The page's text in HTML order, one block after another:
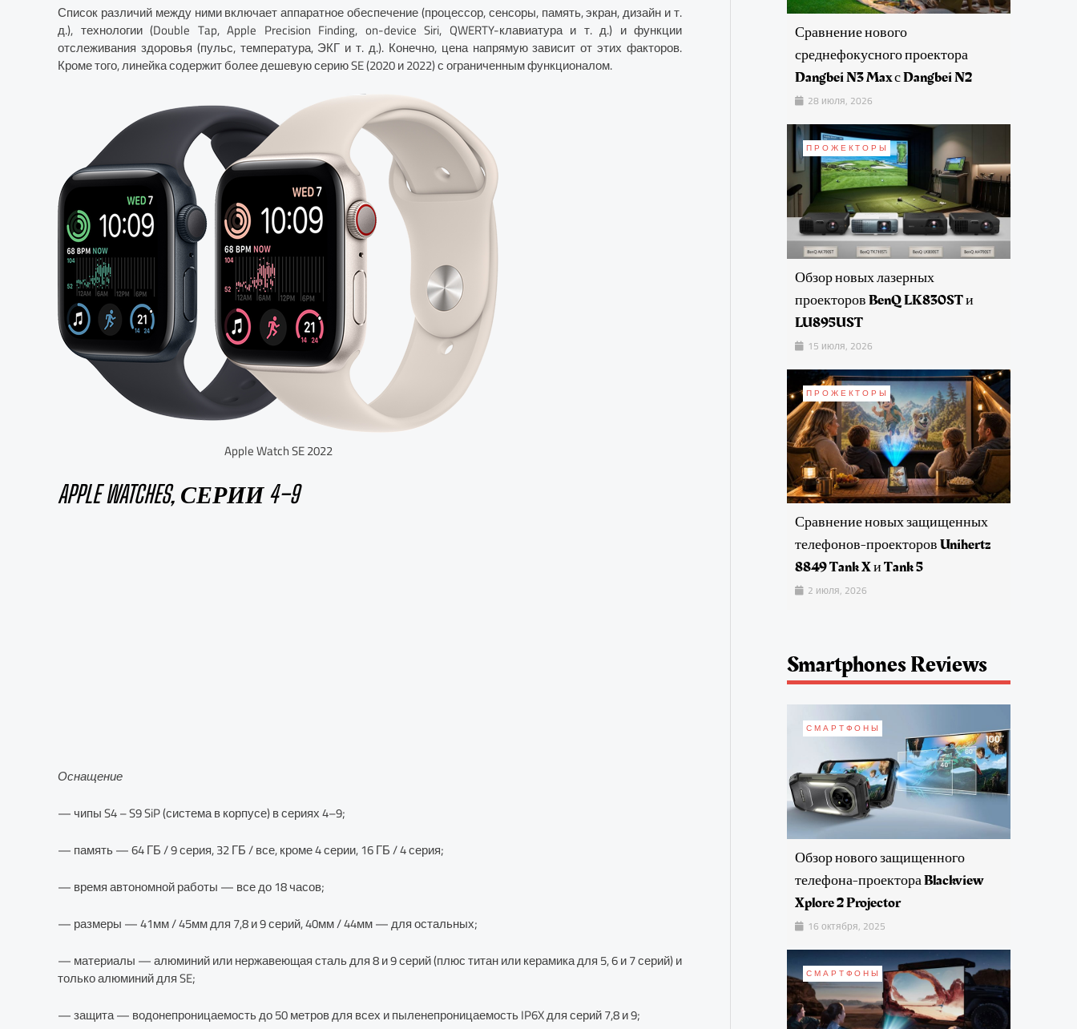
Список различий между ними включает аппаратное обеспечение (процессор, сенсоры, память, экран, дизайн и т.
д.), технологии (Double Tap, Apple Precision Finding, on-device Siri, QWERTY-клавиатура и т. д.) и функции
отслеживания здоровья (пульс, температура, ЭКГ и т. д.). Конечно, цена напрямую зависит от этих факторов.
Кроме того, линейка содержит более дешевую серию SE (2020 и 2022) с ограниченным функционалом.
Apple Watch SE 2022
APPLE WATCHES, СЕРИИ 4–9
Оснащение
— чипы S4 – S9 SiP (система в корпусе) в сериях 4–9;
— память — 64 ГБ / 9 серия, 32 ГБ / все, кроме 4 серии, 16 ГБ / 4 серия;
— время автономной работы — все до 18 часов;
— размеры — 41мм / 45мм для 7,8 и 9 серий, 40мм / 44мм — для остальных;
— материалы — алюминий или нержавеющая сталь для 8 и 9 серий (плюс титан или керамика для 5, 6 и 7 серий) и
только алюминий для SE;
— защита — водонепроницаемость до 50 метров для всех и пыленепроницаемость IP6X для серий 7,8 и 9;
Сравнение нового
среднефокусного проектора
Dangbei N3 Max с Dangbei N2
28 июля, 2026
ПРОЖЕКТОРЫ
Обзор новых лазерных
проекторов BenQ LK830ST и
LU895UST
15 июля, 2026
ПРОЖЕКТОРЫ
Сравнение новых защищенных
телефонов-проекторов Unihertz
8849 Tank X и Tank 5
2 июля, 2026
Smartphones Reviews
СМАРТФОНЫ
Обзор нового защищенного
телефона-проектора Blackview
Xplore 2 Projector
16 октября, 2025
СМАРТФОНЫ